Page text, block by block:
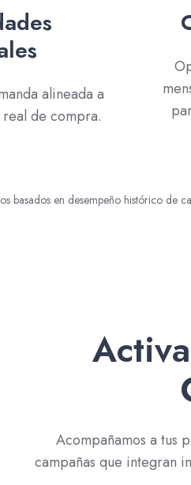
alineada a
de compra.
basados en desempeño histórico de
Acompañamos a tus
campañas que integran